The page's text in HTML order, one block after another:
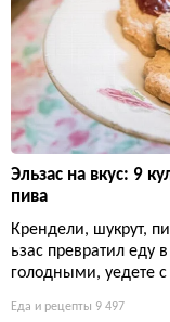
Эльзас на вкус: 9
пива
Крендели, шукрут,
ьзас превратил еду
голодными, уедете
Еда и рецепты 9 497